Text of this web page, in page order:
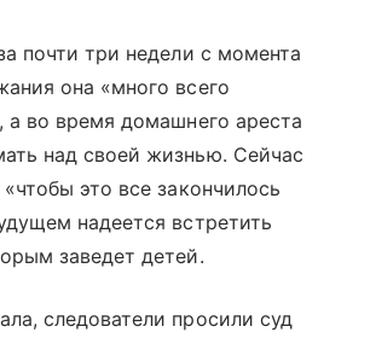
почти три недели с момента
она «много всего
а во время домашнего ареста
над своей жизнью. Сейчас
это все закончилось
надеется встретить
заведет детей.
следователи просили суд